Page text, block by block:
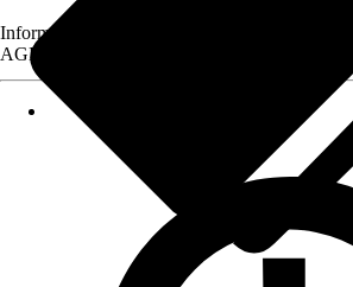
Informationen des Verkäufers, wie z. B.
AGB, finden Sie bei Klick auf den